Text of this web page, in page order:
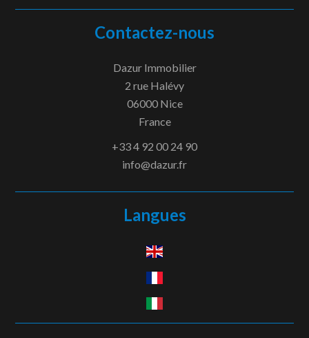
Contactez-nous
Dazur Immobilier
2 rue Halévy
06000Nice
France
+33 4 92 00 24 90
info@dazur.fr
Langues